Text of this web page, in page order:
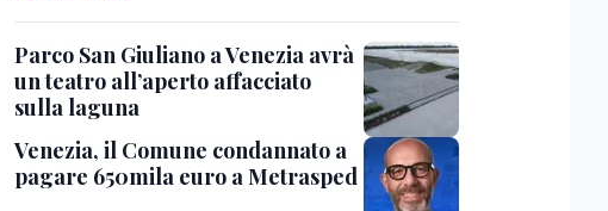
Parco San Giuliano a Venezia avrà
un teatro all’aperto affacciato
sulla laguna
Venezia, il Comune condannato a
pagare 650mila euro a Metrasped